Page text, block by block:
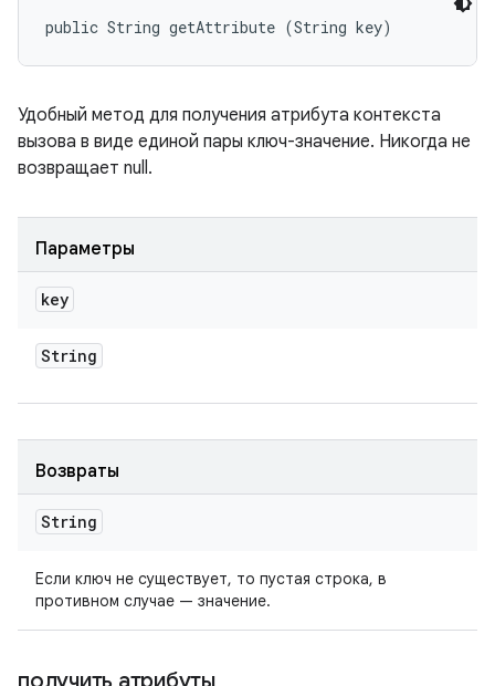
public String getAttribute (String key)
Удобный метод для получения атрибута контекста
вызова в виде единой пары ключ-значение. Никогда не
возвращает null.
Параметры
key
String
Возвраты
String
Если ключ не существует, то пустая строка, в
противном случае — значение.